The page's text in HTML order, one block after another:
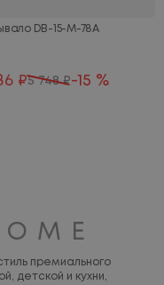
DB-15-M-78A
₽5 748 ₽-15 %
премиального
детской и кухни,